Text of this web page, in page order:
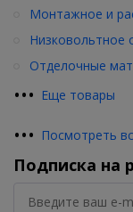
••• Еще товары
Монтажное и
Низковольтное
Отделочные
••• Посмотреть
Подписка на